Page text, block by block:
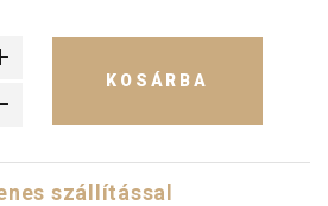
KOSÁRBA
szállítással